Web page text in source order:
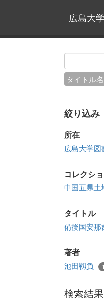
広島大
タイトル名
絞り込み
所在
広島大学図
コレクシ
中国五県土
タイトル
備後国安那
著者
池田靱負 1
検索結